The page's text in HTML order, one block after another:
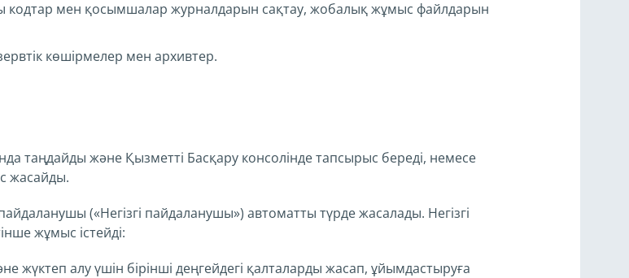
кодтар мен қосымшалар журналдарын сақтау, жобалық жұмыс файлдарын
көшірмелер мен архивтер.
таңдайды және Қызметті Басқару консолінде тапсырыс береді, немесе
жасайды.
(«Негізгі пайдаланушы») автоматты түрде жасалады. Негізгі
жұмыс істейді:
жүктеп алу үшін бірінші деңгейдегі қалталарды жасап, ұйымдастыруға